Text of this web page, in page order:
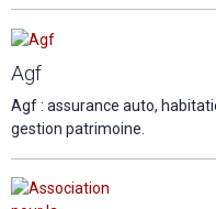
Agf
Agf : assurance auto,
gestion patrimoine.